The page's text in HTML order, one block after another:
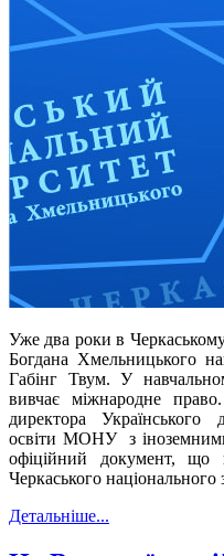
Уже два роки в Черкаському
Богдана Хмельницького
Габінг Твум. У
вивчає міжнародне
директора Українського
освіти МОНУ з
офіційний документ, що
Черкаського національного
Детальніше...